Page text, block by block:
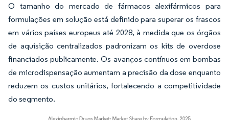
O tamanho do mercado de fármacos alexifármicos para
formulações em solução está definido para superar os frascos
em vários países europeus até 2028, à medida que os órgãos
de aquisição centralizados padronizam os kits de overdose
financiados publicamente. Os avanços contínuos em bombas
de microdispensação aumentam a precisão da dose enquanto
reduzem os custos unitários, fortalecendo a competitividade
do segmento.